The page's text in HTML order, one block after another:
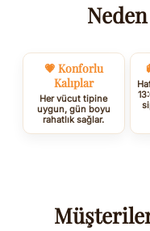
💗 Konforlu
Kalıplar
Her vücut tipine
uygun, gün boyu
rahatlık sağlar.